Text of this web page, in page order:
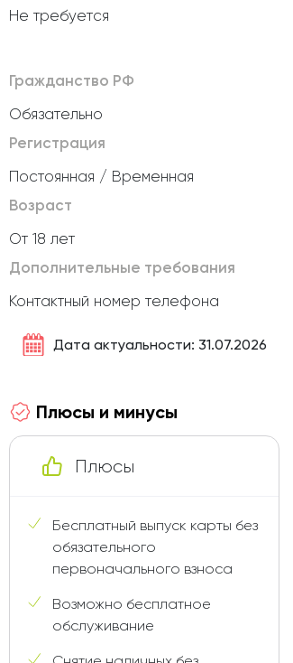
Не требуется
Гражданство РФ
Обязательно
Регистрация
Постоянная / Временная
Возраст
От 18 лет
Дополнительные требования
Контактный номер телефона
Дата актуальности: 31.07.2026
Плюсы и минусы
Плюсы
Бесплатный выпуск карты без
обязательного
первоначального взноса
Возможно бесплатное
обслуживание